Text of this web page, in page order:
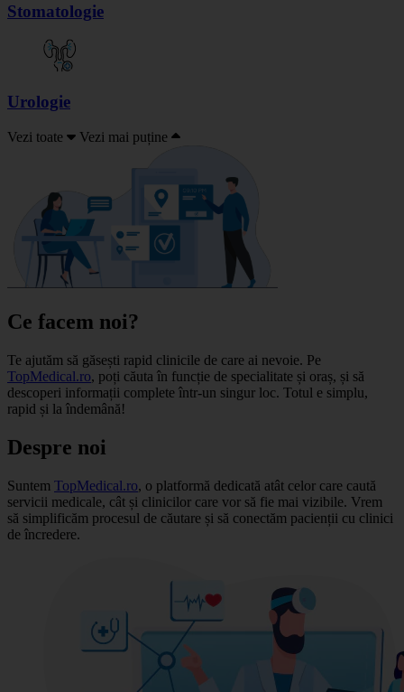
Stomatologie
Urologie
Vezi toate Vezi mai puține
Ce facem noi?
Te ajutăm să găsești rapid clinicile de care ai nevoie. Pe
TopMedical.ro, poți căuta în funcție de specialitate și oraș, și să
descoperi informații complete într-un singur loc. Totul e simplu,
rapid și la îndemână!
Despre noi
Suntem TopMedical.ro, o platformă dedicată atât celor care caută
servicii medicale, cât și clinicilor care vor să fie mai vizibile. Vrem
să simplificăm procesul de căutare și să conectăm pacienții cu clinici
de încredere.